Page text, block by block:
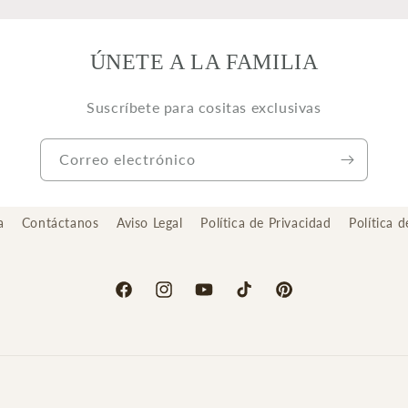
ÚNETE A LA FAMILIA
Suscríbete para cositas exclusivas
Correo electrónico
Contáctanos Aviso Legal Política de Privacidad Política
FacebookInstagramYouTubeTikTok Pinterest